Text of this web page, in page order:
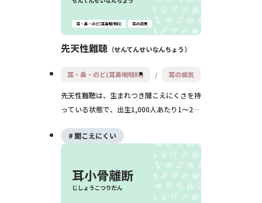
できます。
先天性難聴 せんてんせいなんちょう
耳・鼻・のど(耳鼻咽喉科) 耳の病気
先天性難聴は、生まれつき聞こえにくさを持
っている状態で、出生1,000人あたり1〜2人
器・人工内耳・ことばの訓練などを始めるこ
とで、ことばやコミュニケーションの発達を
しっかり支えていくことができます。
聞こえにくい